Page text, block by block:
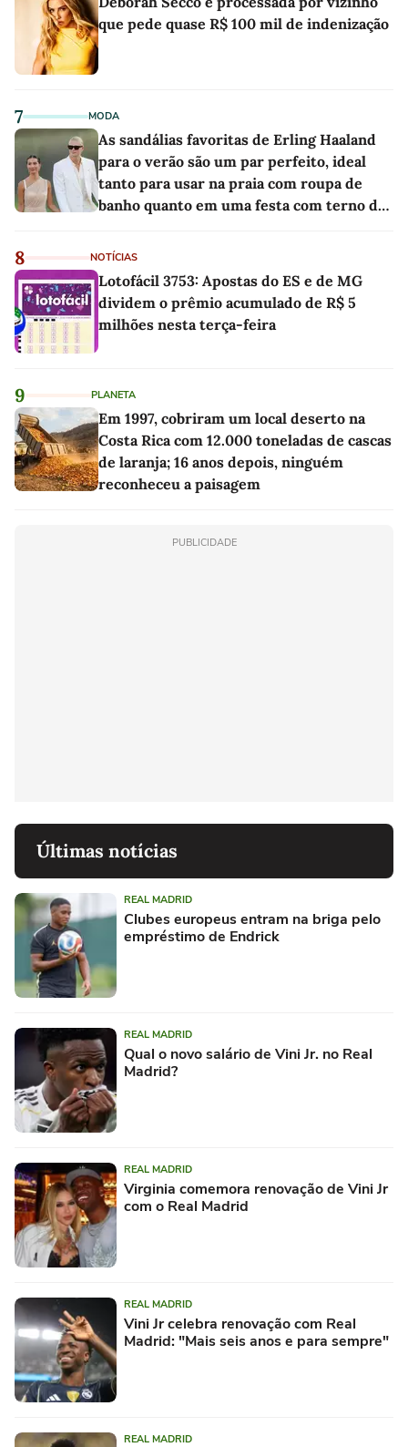
que pede quase R$ 100 mil de indenização
7 MODA
As sandálias favoritas de Erling Haaland
para o verão são um par perfeito, ideal
tanto para usar na praia com roupa de
banho quanto em uma festa com terno de
8 NOTÍCIAS
Lotofácil 3753: Apostas do ES e de MG
dividem o prêmio acumulado de R$ 5
milhões nesta terça-feira
9 PLANETA
Em 1997, cobriram um local deserto na
Costa Rica com 12.000 toneladas de cascas
de laranja; 16 anos depois, ninguém
reconheceu a paisagem
PUBLICIDADE
Últimas notícias
REAL MADRID
Clubes europeus entram na briga pelo
empréstimo de Endrick
REAL MADRID
Qual o novo salário de Vini Jr. no Real
Madrid?
REAL MADRID
Virginia comemora renovação de Vini Jr
com o Real Madrid
REAL MADRID
Vini Jr celebra renovação com Real
Madrid: "Mais seis anos e para sempre"
REAL MADRID